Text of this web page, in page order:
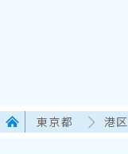
東京都 港区